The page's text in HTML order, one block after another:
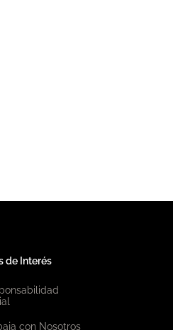
de Interés
con Nosotros